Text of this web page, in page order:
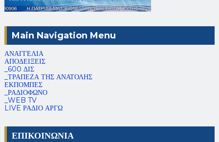
Main Navigation Menu
ΑΝΑΓΓΕΛΙΑ
ΑΠΟΔΕΙΞΕΙΣ
_600 ΔΙΣ
_ΤΡΑΠΕΖΑ ΤΗΣ ΑΝΑΤΟΛΗΣ
ΕΚΠΟΜΠΕΣ
_ΡΑΔΙΟΦΩΝΟ
_WEB TV
LIVE ΡΑΔΙΟ ΑΡΓΩ
ΕΠΙΚΟΙΝΩΝΙΑ